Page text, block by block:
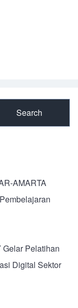
AMARTA
Gelar Pelatihan
Digital Sektor